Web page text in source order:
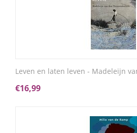
Leven en laten leven - Madeleijn
€16,99